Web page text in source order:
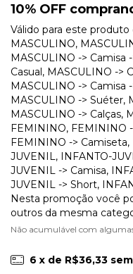
10% OFF
Válido para este
MASCULINO,
MASCULINO -> Camisa
Casual, MASCULINO ->
MASCULINO -> Camisa
MASCULINO -> Suéter,
MASCULINO -> Calças,
FEMININO, FEMININO
FEMININO ->
JUVENIL, INFANTO-
JUVENIL -> Camisa,
JUVENIL -> Short,
Nesta promoção você
outros da mesma
Não acumulável com
6 x de R$36,33